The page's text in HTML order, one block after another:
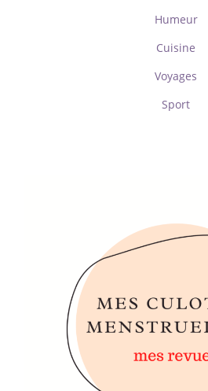
Humeur
Cuisine
Voyages
Sport